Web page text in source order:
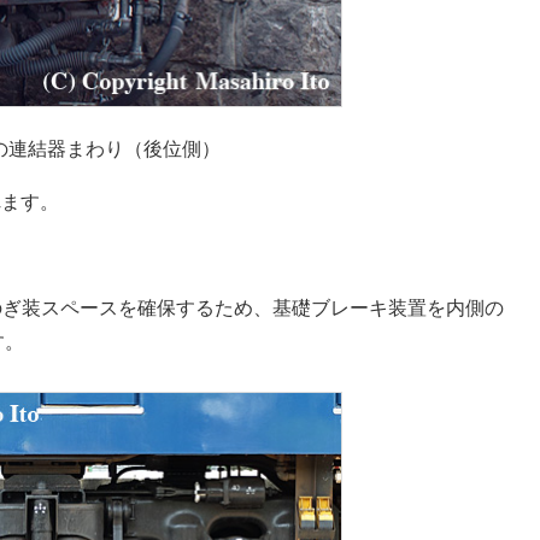
結器まわり（後位側）
す。
装スペースを確保するため、基礎ブレーキ装置を内側の